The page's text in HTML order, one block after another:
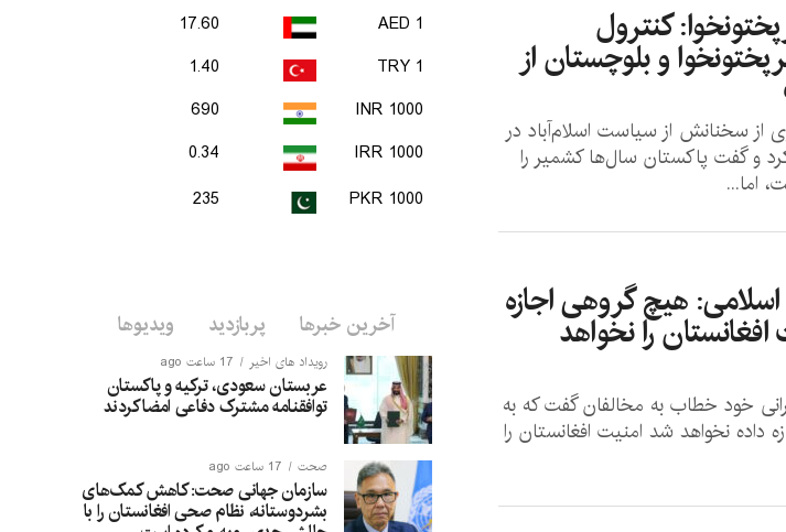
کنترول
و بلوچستان از
سخنانش از سیاست اسلام‌آباد در
کرد و گفت پاکستان سال‌ها کشمیر را
اما...
هیچ گروهی اجازه
را نخواهد
خود خطاب به مخالفان گفت که به
داده نخواهد شد امنیت افغانستان را
1 AED
17.60
1 TRY
1.40
1000 INR
690
1000 IRR
0.34
1000 PKR
235
آخرین خبرها پربازدید ویدیوها
رویداد های اخیر 17 ساعت ago
عربستان سعودی، ترکیه و پاکستان
توافقنامه مشترک دفاعی امضا کردند
صحت 17 ساعت ago
سازمان جهانی صحت: کاهش کمک‌های
بشردوستانه، نظام صحی افغانستان را با